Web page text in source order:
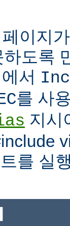
이지
도록
서
를 사
지시
를 실